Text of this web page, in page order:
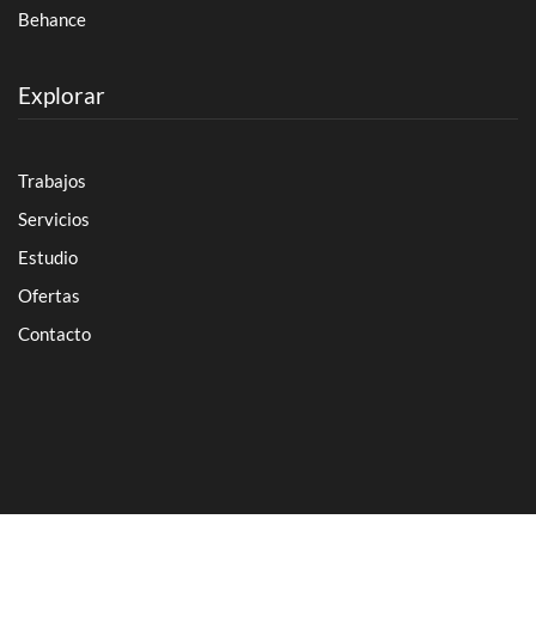
Behance
Explorar
Trabajos
Servicios
Estudio
Ofertas
Contacto